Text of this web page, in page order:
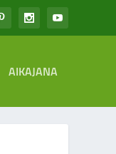
AIKAJANA